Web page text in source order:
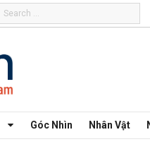
Góc Nhìn Nhân Vật